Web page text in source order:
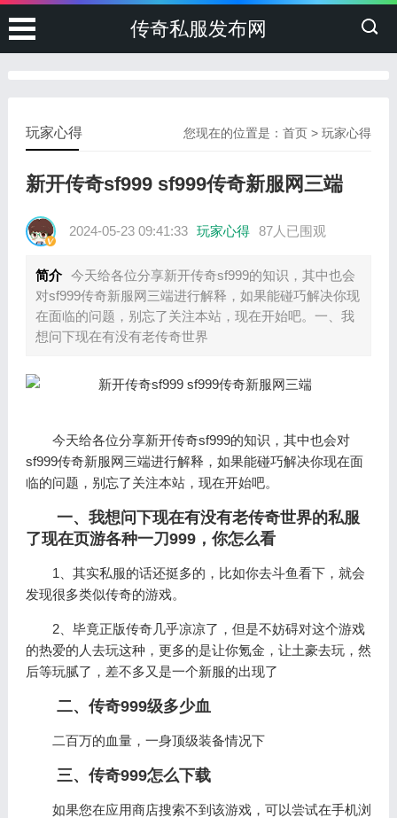
传奇私服发布网
您现在的位置是：首页 >玩家心得
玩家心得
新开传奇sf999 sf999传奇新服网三端
2024-05-23 09:41:33 玩家心得 87人已围观
简介 今天给各位分享新开传奇sf999的知识，其中也会
对sf999传奇新服网三端进行解释，如果能碰巧解决你现
在面临的问题，别忘了关注本站，现在开始吧。一、我
想问下现在有没有老传奇世界
今天给各位分享新开传奇sf999的知识，其中也会对
sf999传奇新服网三端进行解释，如果能碰巧解决你现在面
临的问题，别忘了关注本站，现在开始吧。
一、我想问下现在有没有老传奇世界的私服
了现在页游各种一刀999，你怎么看
1、其实私服的话还挺多的，比如你去斗鱼看下，就会
发现很多类似传奇的游戏。
2、毕竟正版传奇几乎凉凉了，但是不妨碍对这个游戏
的热爱的人去玩这种，更多的是让你氪金，让土豪去玩，然
后等玩腻了，差不多又是一个新服的出现了
二、传奇999级多少血
二百万的血量，一身顶级装备情况下
三、传奇999怎么下载
如果您在应用商店搜索不到该游戏，可以尝试在手机浏